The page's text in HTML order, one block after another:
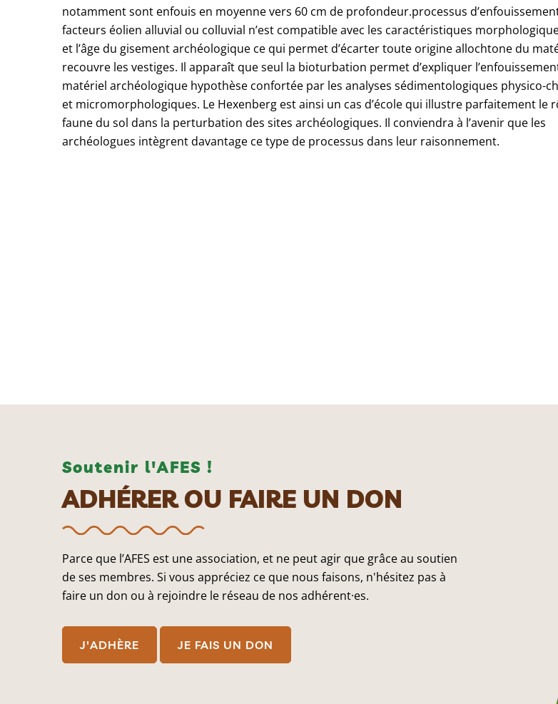
notamment sont enfouis en moyenne vers 60 cm de profondeur.processus
facteurs éolien alluvial ou colluvial n’est compatible avec les caractéristiques
et l’âge du gisement archéologique ce qui permet d’écarter toute origine allochtone du
recouvre les vestiges. Il apparaît que seul la bioturbation permet d’expliquer
matériel archéologique hypothèse confortée par les analyses sédimentologiques physico-
et micromorphologiques. Le Hexenberg est ainsi un cas d’école qui illustre parfaitement le
faune du sol dans la perturbation des sites archéologiques. Il conviendra à l’avenir que les
archéologues intègrent davantage ce type de processus dans leur raisonnement.
Soutenir l'AFES !
ADHÉRER OU FAIRE UN DON
Parce que l’AFES est une association, et ne peut agir que grâce au soutien
de ses membres. Si vous appréciez ce que nous faisons, n'hésitez pas à
faire un don ou à rejoindre le réseau de nos adhérent·es.
J'ADHÈRE JE FAIS UN DON